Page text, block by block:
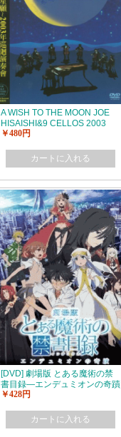
A WISH TO THE MOON JOE
HISAISHI&9 CELLOS 2003
ETUDE&ENCORE TOUR
￥480円
カートに入れる
[DVD] 劇場版 とある魔術の禁
書目録―エンデュミオンの奇蹟
―
￥428円
カートに入れる